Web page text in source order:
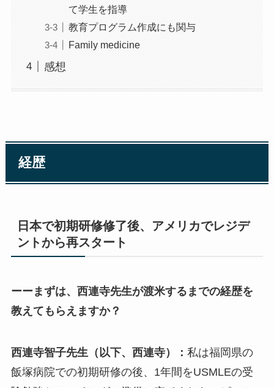
て学生を指導
教育プログラム作成にも関与
Family medicine
感想
経歴
日本で初期研修修了後、アメリカでレジデ
ントから再スタート
ーーまずは、西連寺先生が渡米するまでの経歴を
教えてもらえますか？
西連寺智子先生（以下、西連寺）： 私は福岡県の
飯塚病院での初期研修の後、1年間をUSMLEの受